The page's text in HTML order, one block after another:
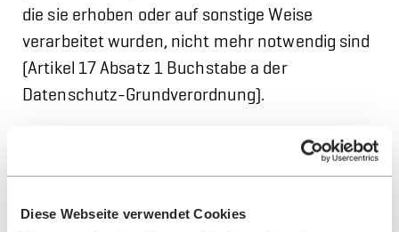
Diese Webseite verwendet Cookies
die sie erhoben oder auf sonstige Weise
verarbeitet wurden, nicht mehr notwendig sind
(Artikel 17 Absatz 1 Buchstabe a der
Datenschutz-Grundverordnung).
Soweit wir die personenbezogenen Daten
öffentlich gemacht haben und wir zu deren
verpflichtet unter Berücksichtigung der